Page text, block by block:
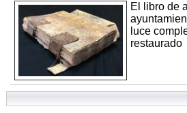
El libro de
luce
restaurado